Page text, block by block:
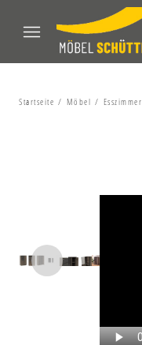
Startseite Möbel Esszimmer